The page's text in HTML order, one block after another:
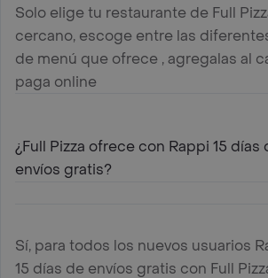
Solo elige tu restaurante de Full
cercano, escoge entre las
de menú que ofrece , agregalas al
paga online
¿Full Pizza ofrece con Rappi 15 días
envíos gratis?
Sí, para todos los nuevos usuarios
15 días de envíos gratis con Full